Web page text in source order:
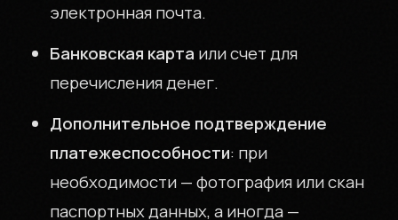
электронная почта.
Банковская карта или счет для
перечисления денег.
Дополнительное подтверждение
платежеспособности: при
необходимости — фотография или скан
паспортных данных, а иногда —